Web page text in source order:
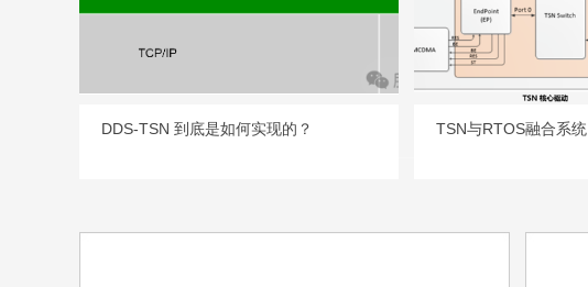
DDS-TSN 到底是如何实现的？ TSN与RTOS融合系统